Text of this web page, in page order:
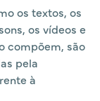
os textos, os
os vídeos e
compõem, são
pela
à